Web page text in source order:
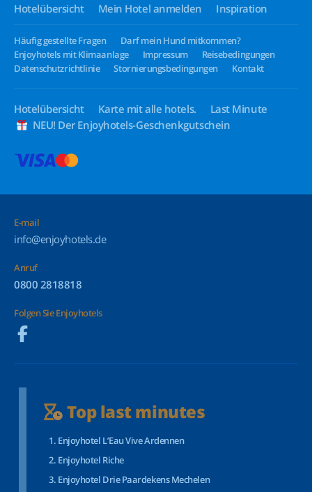
Hotelübersicht
Mein Hotel anmelden Inspiration
Häufig gestellte Fragen
Darf mein Hund mitkommen?
Enjoyhotels mit Klimaanlage
Impressum
Reisebedingungen
Datenschutzrichtlinie
Stornierungsbedingungen Kontakt
Hotelübersicht Karte mit alle hotels.
Last Minute
NEU! Der Enjoyhotels-Geschenkgutschein
E-mail
info@enjoyhotels.de
Anruf
0800 2818818
Folgen Sie Enjoyhotels
Top last minutes
Enjoyhotel L’Eau Vive Ardennen
Enjoyhotel Riche
Enjoyhotel Drie Paardekens Mechelen